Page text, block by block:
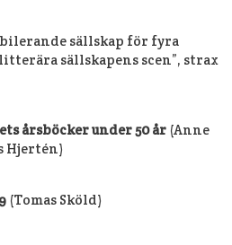
sällskap för fyra
sällskapens scen”, strax
årsböcker under 50 år (Anne
Hjertén)
(Tomas Sköld)